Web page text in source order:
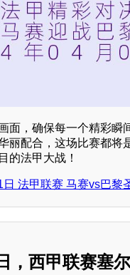
面，确保每一个精彩瞬
丽配合，这场比赛都将
的法甲大战！
法甲联赛 马赛vs巴黎
，西甲联赛塞